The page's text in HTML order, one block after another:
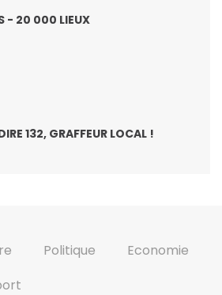
- 20 000 LIEUX
132, GRAFFEUR LOCAL !
Politique
Economie